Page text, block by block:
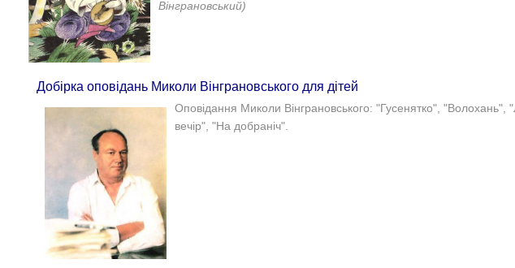
Вінграновський)
Добірка оповідань Миколи Вінграновського для дітей
Оповідання Миколи Вінграновського: "Гусенятко", "Волохань",
вечір", "На добраніч".